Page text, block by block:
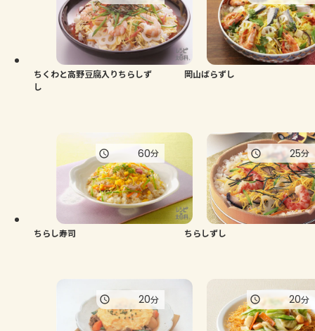
ちくわと高野豆腐入りちらしず
し
岡山ばらずし
ちらし寿司
60分
ちらしずし
25分
20分 20分